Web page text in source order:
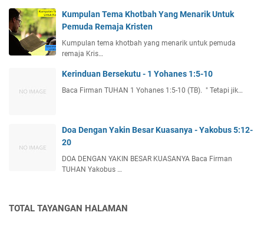
Kumpulan Tema Khotbah Yang Menarik Untuk
Pemuda Remaja Kristen
Kumpulan tema khotbah yang menarik untuk pemuda
remaja Kris…
Kerinduan Bersekutu - 1 Yohanes 1:5-10
Baca Firman TUHAN 1 Yohanes 1:5-10 (TB). " Tetapi jik…
Doa Dengan Yakin Besar Kuasanya - Yakobus 5:12-
20
DOA DENGAN YAKIN BESAR KUASANYA Baca Firman
TUHAN Yakobus …
TOTAL TAYANGAN HALAMAN